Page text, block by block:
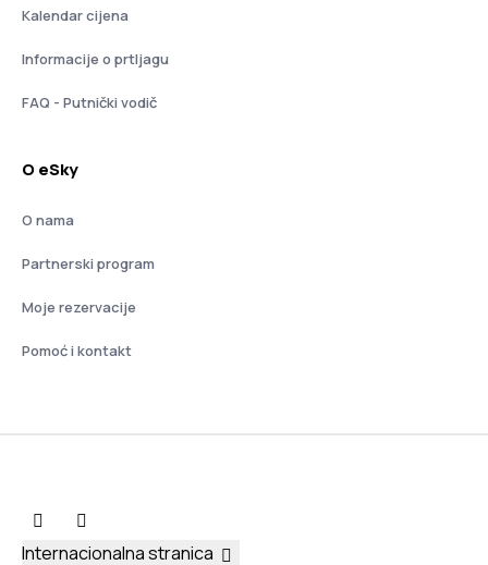
Kalendar cijena
Informacije o prtljagu
FAQ - Putnički vodič
O eSky
O nama
Partnerski program
Moje rezervacije
Pomoć i kontakt
Internacionalna stranica